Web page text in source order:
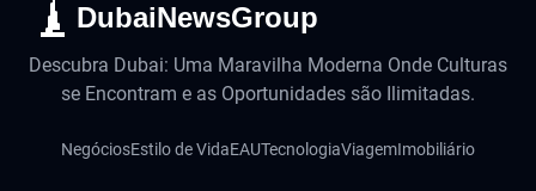
DubaiNewsGroup
Descubra Dubai: Uma Maravilha Moderna Onde Culturas
se Encontram e as Oportunidades são Ilimitadas.
NegóciosEstilo de VidaEAUTecnologiaViagemImobiliário